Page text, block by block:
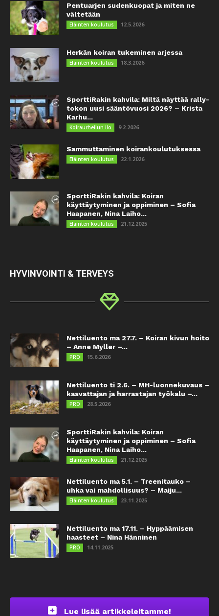
Pentuarjen sudenkuopat ja miten ne
vältetään
Eläinten koulutus 12.5.2026
Herkän koiran tukeminen arjessa
Eläinten koulutus 18.3.2026
SporttiRakin kahvila: Miltä näyttää rally-
tokon uusi sääntövuosi 2026? – Krista
Karhu...
Koiraurheilun ilo 9.2.2026
Sammuttaminen koirankoulutuksessa
Eläinten koulutus 22.1.2026
SporttiRakin kahvila: Koiran
käyttäytyminen ja oppiminen – Sofia
Haapanen, Nina Laiho...
Eläinten koulutus 21.12.2025
HYVINVOINTI & TERVEYS
Nettiluento ma 27.7. – Koiran kivun hoito
– Anne Myller –...
PRO 15.6.2026
Nettiluento ti 2.6. – MH-luonnekuvaus –
kasvattajan ja harrastajan työkalu –...
PRO 28.5.2026
SporttiRakin kahvila: Koiran
käyttäytyminen ja oppiminen – Sofia
Haapanen, Nina Laiho...
Eläinten koulutus 21.12.2025
Nettiluento ma 5.1. – Treenitauko –
uhka vai mahdollisuus? – Maiju...
Eläinten koulutus 23.11.2025
Nettiluento ma 17.11. – Hyppäämisen
haasteet – Nina Hänninen
PRO 14.11.2025
Lue lisää artikkeleitamme!